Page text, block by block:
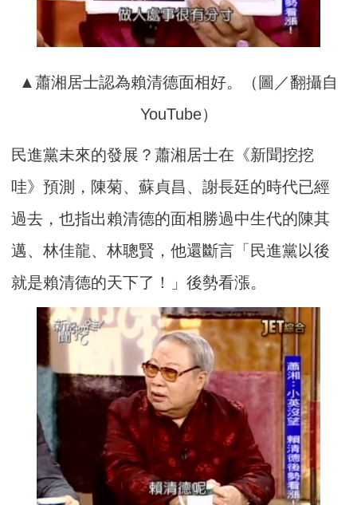
▲蕭湘居士認為賴清德面相好。（圖／翻攝自
YouTube）
民進黨未來的發展？蕭湘居士在《新聞挖挖
哇》預測，陳菊、蘇貞昌、謝長廷的時代已經
過去，也指出賴清德的面相勝過中生代的陳其
邁、林佳龍、林聰賢，他還斷言「民進黨以後
就是賴清德的天下了！」後勢看漲。